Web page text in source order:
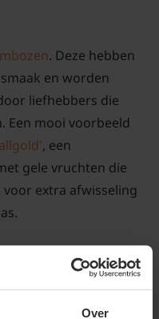
Over
. Deze hebben
en worden
liefhebbers die
Een mooi voorbeeld
, een
gele vruchten die
extra afwisseling
tuinieren, kan
biologische